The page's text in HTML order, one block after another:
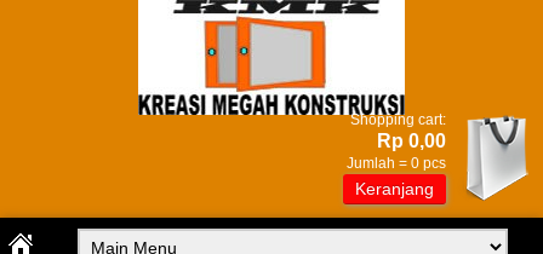
Shopping cart:
Rp 0,00
Jumlah = 0 pcs
Keranjang